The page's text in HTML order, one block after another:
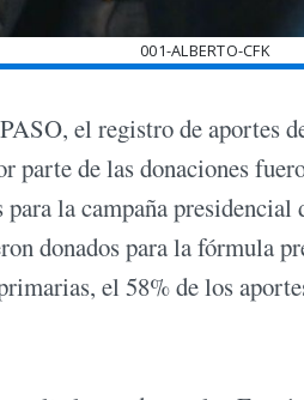
001-ALBERTO-CFK
el registro de aportes
parte de las donaciones
la campaña
donados para la fórmula
el 58% de los